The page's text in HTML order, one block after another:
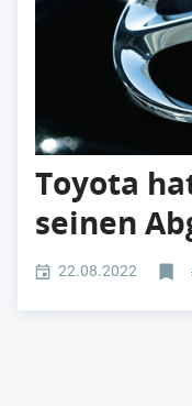
Toyota
seinen
22.08.2022